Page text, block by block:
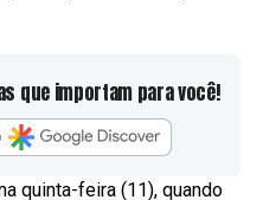
que importam para você!
quinta-feira (11), quando